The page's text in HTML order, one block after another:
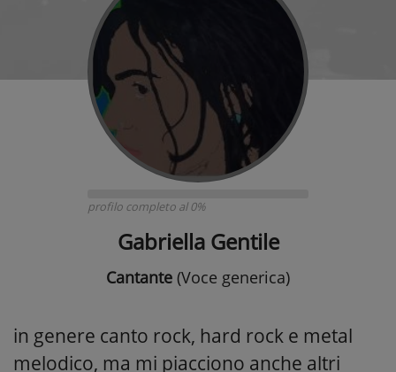
profilo completo al 0%
Gabriella Gentile
Cantante (Voce generica)
in genere canto rock, hard rock e metal
melodico, ma mi piacciono anche altri